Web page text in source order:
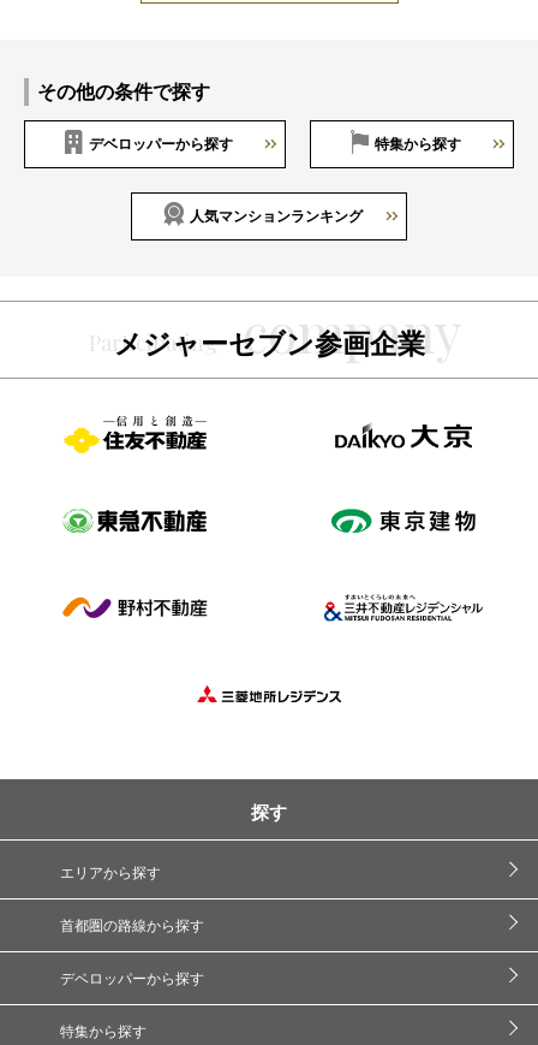
その他の条件で探す
デベロッパーから探す 特集から探す
人気マンションランキング
メジャーセブン参画企業
探す
エリアから探す
首都圏の路線から探す
デベロッパーから探す
特集から探す